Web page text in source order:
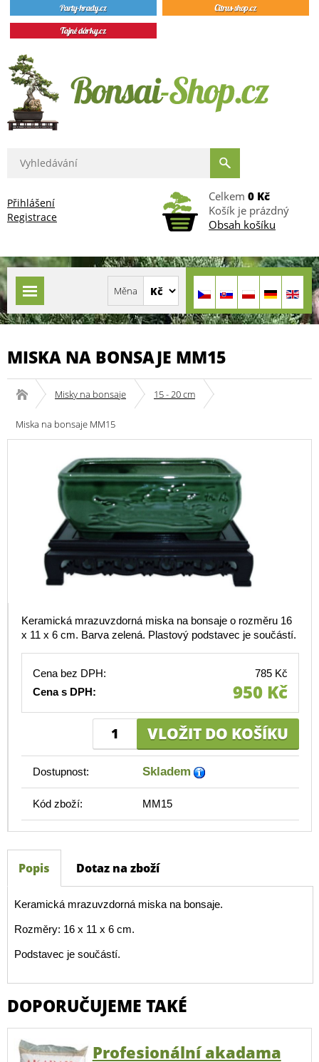
Přihlášení
Registrace
Celkem 0 Kč
Košík je prázdný
Obsah košíku
MISKA NA BONSAJE MM15
Misky na bonsaje 15 - 20 cm
Miska na bonsaje MM15
Keramická mrazuvzdorná miska na bonsaje o rozměru 16
x 11 x 6 cm. Barva zelená. Plastový podstavec je součástí.
Cena bez DPH:
785 Kč
Cena s DPH:
950 Kč
Dostupnost: Skladem
Kód zboží: MM15
Popis Dotaz na zboží
Keramická mrazuvzdorná miska na bonsaje.
Rozměry: 16 x 11 x 6 cm.
Podstavec je součástí.
DOPORUČUJEME TAKÉ
Profesionální akadama